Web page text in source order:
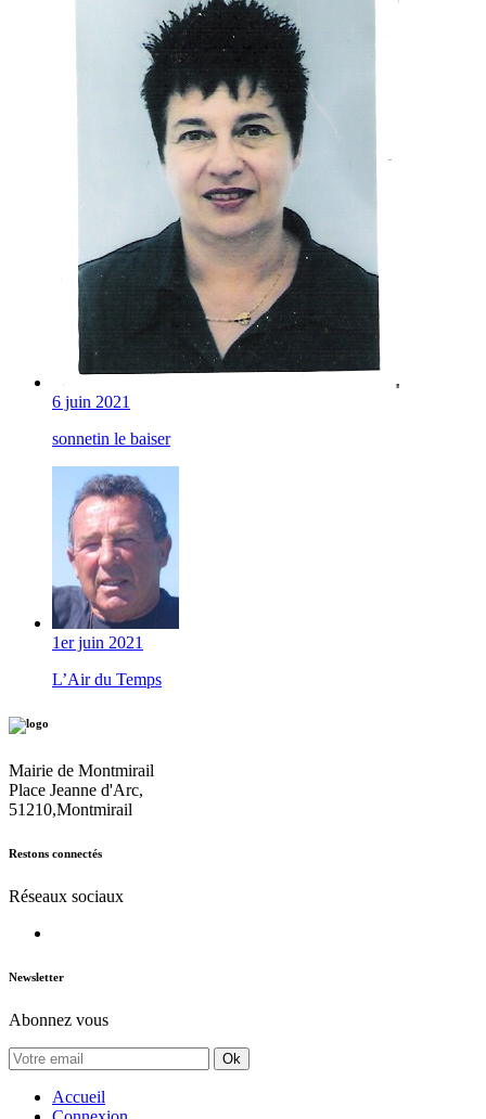
6 juin 2021
sonnetin le baiser
1er juin 2021
L’Air du Temps
Mairie de Montmirail
Place Jeanne d'Arc,
51210,Montmirail
Restons connectés
Réseaux sociaux
Newsletter
Abonnez vous
Ok
Accueil